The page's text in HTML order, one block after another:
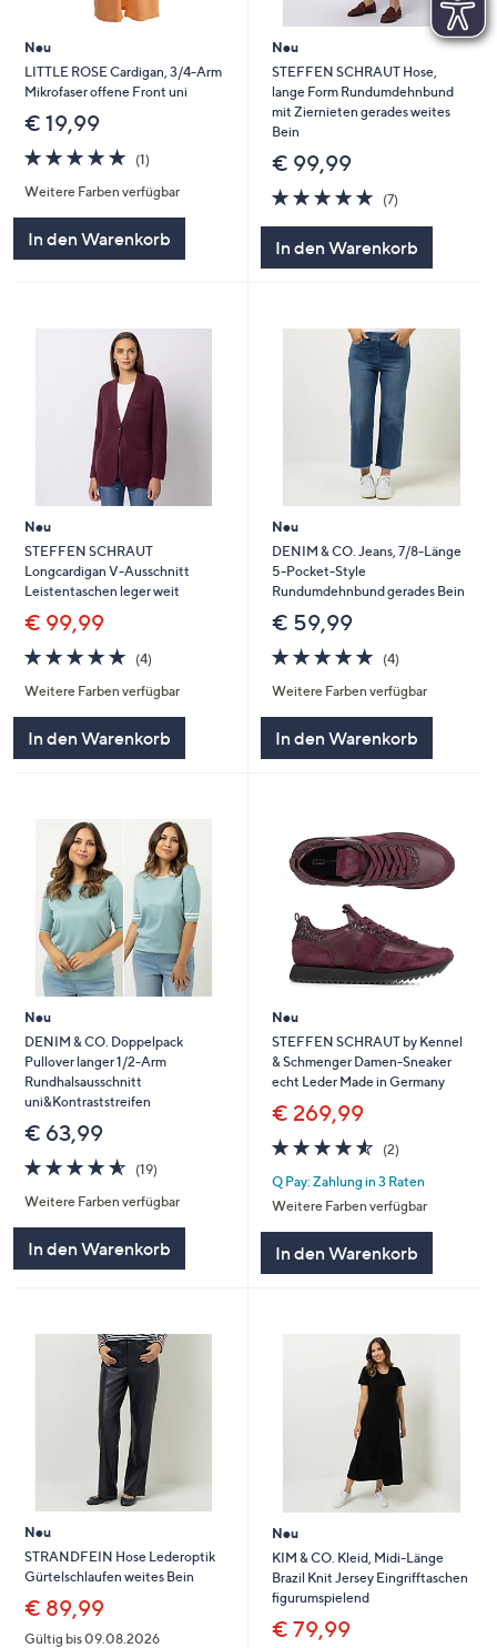
Neu
LITTLE ROSE Cardigan, 3/4-Arm
Mikrofaser offene Front uni
€ 19,99
5.0
von
5
(1)
Weitere Farben verfügbar
In den Warenkorb
Neu
STEFFEN SCHRAUT Hose,
lange Form Rundumdehnbund
mit Ziernieten gerades weites
Bein
€ 99,99
4.9
von
(7)7
In den Warenkorb
Neu
STEFFEN SCHRAUT
Longcardigan V-Ausschnitt
Leistentaschen leger weit
€ 99,99
4.8
von
5
(4)
Weitere Farben verfügbar
In den Warenkorb
Neu
DENIM & CO. Jeans, 7/8-Länge
5-Pocket-Style
Rundumdehnbund gerades Bein
€ 59,99
4.8
von
5
(4)4
Weitere Farben verfügbar
In den Warenkorb
Neu
DENIM & CO. Doppelpack
Pullover langer 1/2-Arm
Rundhalsausschnitt
uni&Kontraststreifen
€ 63,99
4.5
von
5
(19)
Weitere Farben verfügbar
In den Warenkorb
Neu
STEFFEN SCHRAUT by Kennel
& Schmenger Damen-Sneaker
echt Leder Made in Germany
€ 269,99
4.5
von
5
(2)2
Q Pay: Zahlung in 3 Raten
Weitere Farben verfügbar
In den Warenkorb
Neu
STRANDFEIN Hose Lederoptik
Gürtelschlaufen weites Bein
€ 89,99
Gültig bis 09.08.2026
Neu
KIM & CO. Kleid, Midi-Länge
Brazil Knit Jersey Eingrifftaschen
figurumspielend
€ 79,99